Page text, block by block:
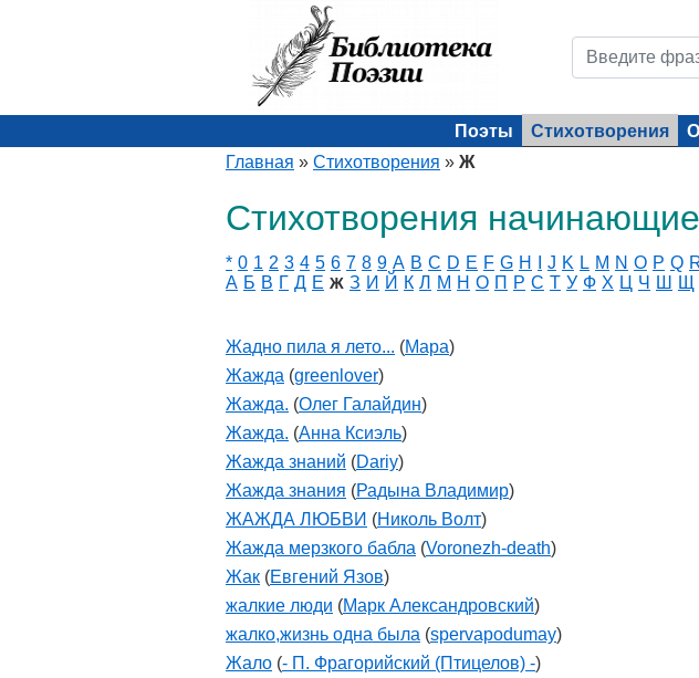
Поэты Стихотворения
Главная » Стихотворения » Ж
Стихотворения
* 0 1 2 3 4 5 6 7 8 9 A B C D E F G H J K L M N O P Q
А Б В Г Д Е Ж З И Й К Л М Н О П Р С Т У Ф Х Ц Ч Ш Щ
Жадно пила я лето... (Мара)
Жажда (greenlover)
Жажда. (Олег Галайдин)
Жажда. (Анна Ксиэль)
Жажда знаний (Dariy)
Жажда знания (Радына Владимир)
ЖАЖДА ЛЮБВИ (Николь Волт)
Жажда мерзкого бабла (Voronezh-death)
Жак (Евгений Язов)
жалкие люди (Марк Александровский)
жалко,жизнь одна была (spervapodumay)
Жало (- П. Фрагорийский (Птицелов) -)